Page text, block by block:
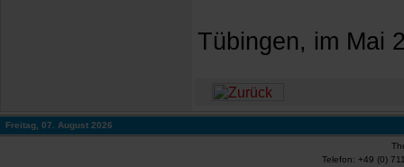
Tübingen, im Mai
Freitag, 07. August 2026
Telefon: +49 (0)